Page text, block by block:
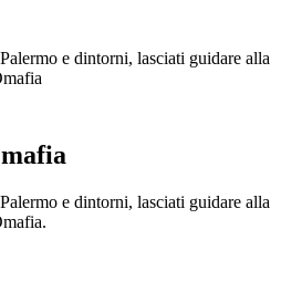
e dintorni, lasciati guidare alla
e dintorni, lasciati guidare alla